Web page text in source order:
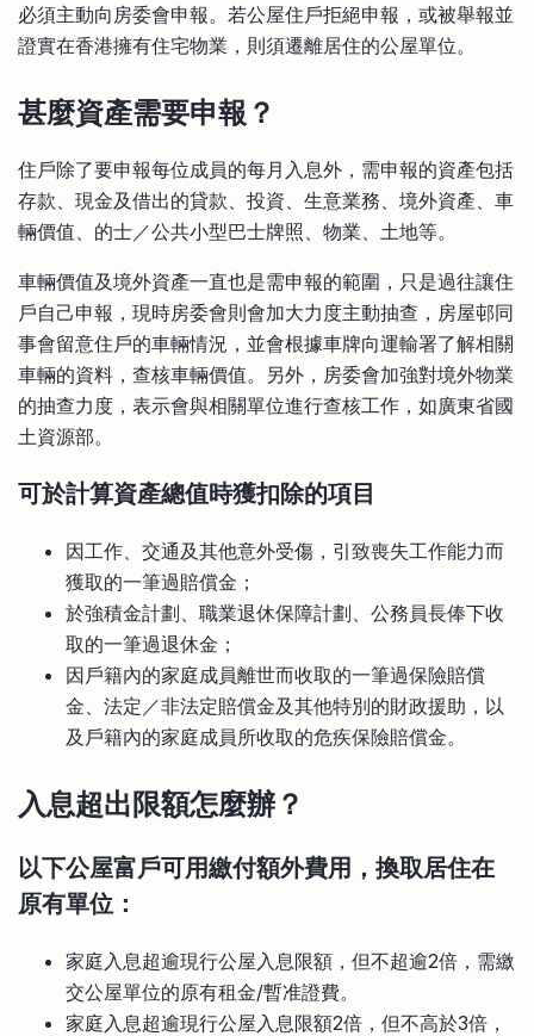
必須主動向房委會申報。若公屋住戶拒絕申報，或被舉報並
證實在香港擁有住宅物業，則須遷離居住的公屋單位。
甚麼資產需要申報？
住戶除了要申報每位成員的每月入息外，需申報的資產包括
存款、現金及借出的貸款、投資、生意業務、境外資產、車
輛價值、的士／公共小型巴士牌照、物業、土地等。
車輛價值及境外資產一直也是需申報的範圍，只是過往讓住
戶自己申報，現時房委會則會加大力度主動抽查，房屋邨同
事會留意住戶的車輛情況，並會根據車牌向運輸署了解相關
車輛的資料，查核車輛價值。另外，房委會加強對境外物業
的抽查力度，表示會與相關單位進行查核工作，如廣東省國
土資源部。
可於計算資產總值時獲扣除的項目
因工作、交通及其他意外受傷，引致喪失工作能力而
獲取的一筆過賠償金；
於強積金計劃、職業退休保障計劃、公務員長俸下收
取的一筆過退休金；
因戶籍內的家庭成員離世而收取的一筆過保險賠償
金、法定／非法定賠償金及其他特別的財政援助，以
及戶籍內的家庭成員所收取的危疾保險賠償金。
入息超出限額怎麼辦？
以下公屋富戶可用繳付額外費用，換取居住在
原有單位：
家庭入息超逾現行公屋入息限額，但不超逾2倍，需繳
交公屋單位的原有租金/暫准證費。
家庭入息超逾現行公屋入息限額2倍，但不高於3倍，